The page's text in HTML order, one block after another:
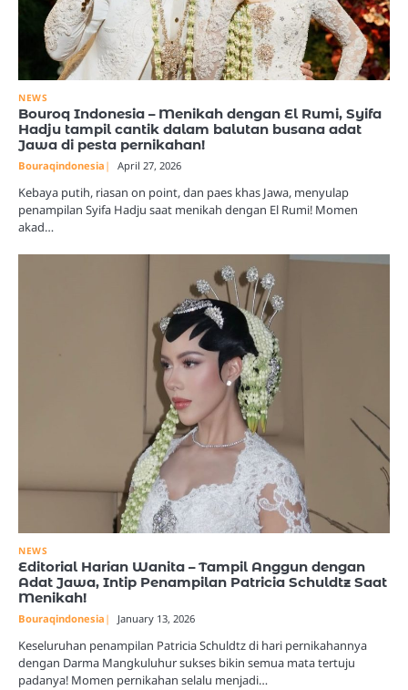
NEWS
Bouroq Indonesia – Menikah dengan El Rumi, Syifa
Hadju tampil cantik dalam balutan busana adat
Jawa di pesta pernikahan!
Bouraqindonesia April 27, 2026
Kebaya putih, riasan on point, dan paes khas Jawa, menyulap
penampilan Syifa Hadju saat menikah dengan El Rumi! Momen
akad…
NEWS
Editorial Harian Wanita – Tampil Anggun dengan
Adat Jawa, Intip Penampilan Patricia Schuldtz Saat
Menikah!
Bouraqindonesia January 13, 2026
Keseluruhan penampilan Patricia Schuldtz di hari pernikahannya
dengan Darma Mangkuluhur sukses bikin semua mata tertuju
padanya! Momen pernikahan selalu menjadi…